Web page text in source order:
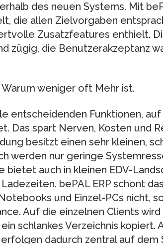
des neuen Systems. Mit
die allen Zielvorgaben
Zusatzfeatures enthielt.
zügig, die Benutzerakzeptanz
weniger oft Mehr ist.
entscheidenden Funktionen,
Das spart Nerven, Kosten und
besitzt einen sehr kleinen,
werden nur geringe
bietet auch in kleinen EDV-
bePAL ERP schont
und Einzel-PCs nicht,
Auf die einzelnen Clients
schlankes Verzeichnis kopiert.
dadurch zentral auf dem